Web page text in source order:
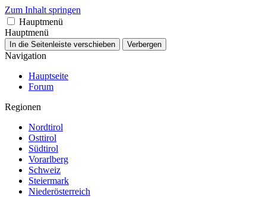
Zum Inhalt springen
Hauptmenü
Hauptmenü
In die Seitenleiste verschieben Verbergen
Navigation
Hauptseite
Forum
Regionen
Nordtirol
Osttirol
Südtirol
Vorarlberg
Schweiz
Steiermark
Niederösterreich